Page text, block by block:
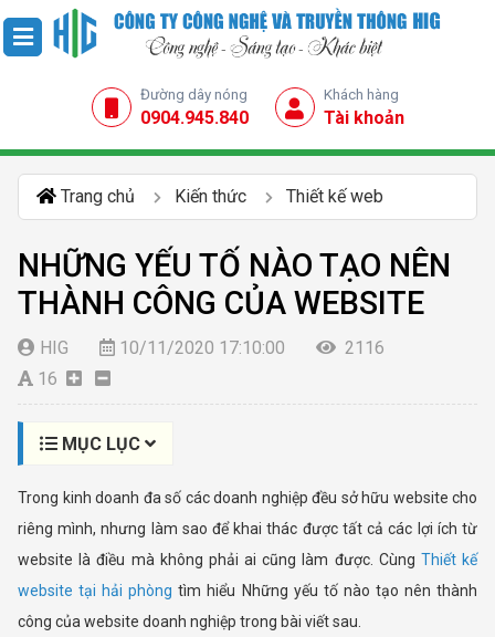
Đường dây nóng
0904.945.840
Khách hàng
Tài khoản
Trang chủ Kiến thức Thiết kế web
NHỮNG YẾU TỐ NÀO TẠO NÊN
THÀNH CÔNG CỦA WEBSITE
HIG 10/11/2020 17:10:00
2116
16
MỤC LỤC
Trong kinh doanh đa số các doanh nghiệp đều sở hữu website cho
riêng mình, nhưng làm sao để khai thác được tất cả các lợi ích từ
website là điều mà không phải ai cũng làm được. Cùng Thiết kế
website tại hải phòng tìm hiểu Những yếu tố nào tạo nên thành
công của website doanh nghiệp trong bài viết sau.